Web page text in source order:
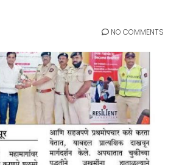
NO COMMENTS